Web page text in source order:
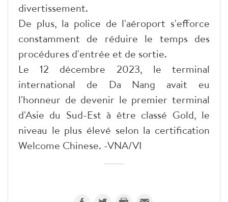
divertissement.
De plus, la police de l'aéroport s'efforce
constamment de réduire le temps des
procédures d'entrée et de sortie.
Le 12 décembre 2023, le terminal
international de Da Nang avait eu
l'honneur de devenir le premier terminal
d'Asie du Sud-Est à être classé Gold, le
niveau le plus élevé selon la certification
Welcome Chinese. -VNA/VI